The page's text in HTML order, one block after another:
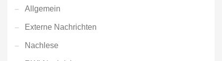
Allgemein
Externe Nachrichten
Nachlese